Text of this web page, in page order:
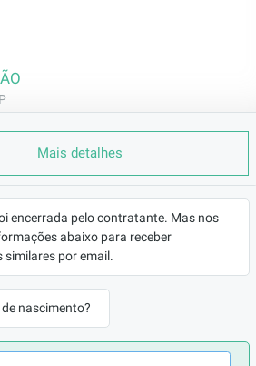
Mais detalhes
encerrada pelo contratante. Mas nos
abaixo para receber
por email.
nascimento?